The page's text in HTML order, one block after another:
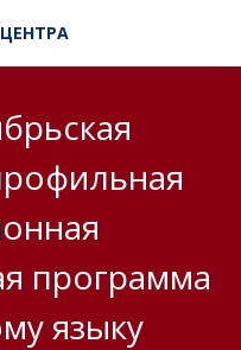
программа
языку